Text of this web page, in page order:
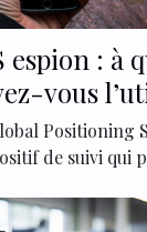
espion : à
vous
Positioning
de suivi qui